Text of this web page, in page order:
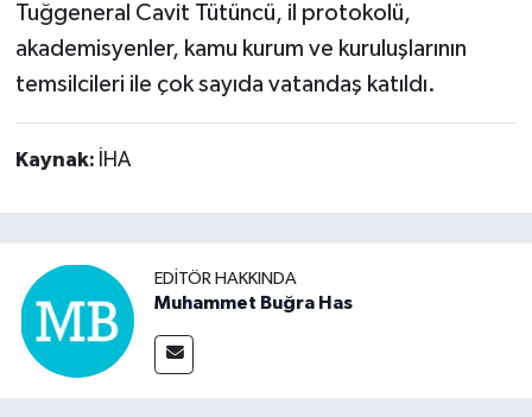
Tuğgeneral Cavit Tütüncü, il protokolü,
akademisyenler, kamu kurum ve kuruluşlarının
temsilcileri ile çok sayıda vatandaş katıldı.
Kaynak: İHA
EDITÖR HAKKINDA
Muhammet Buğra Has